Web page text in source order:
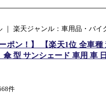
｜ 楽天ジャンル：車用品・バイ
ポン！】 【楽天1位 全車
傘 型 サンシェード 車用 車
件